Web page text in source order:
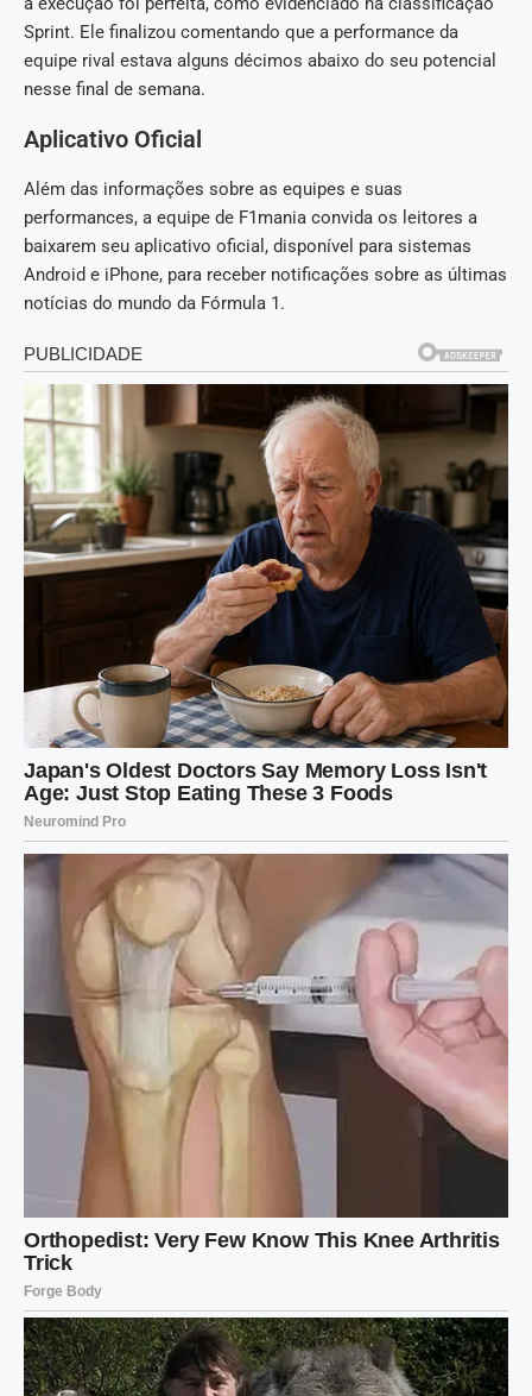
Sprint. Ele finalizou comentando que a performance da
equipe rival estava alguns décimos abaixo do seu potencial
nesse final de semana.
Aplicativo Oficial
Além das informações sobre as equipes e suas
performances, a equipe de F1mania convida os leitores a
baixarem seu aplicativo oficial, disponível para sistemas
Android e iPhone, para receber notificações sobre as últimas
notícias do mundo da Fórmula 1.